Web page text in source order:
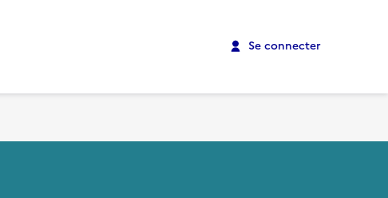
Se connecter